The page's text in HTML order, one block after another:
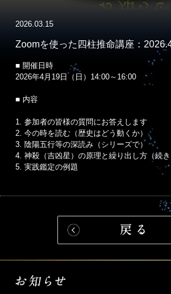
2026.03.15
Zoomを使った四柱推命講座：
■ 開催日時
2026年4月19日（日）14:00～16:00
■ 内容
1. 参加者の皆様の質問にお答えします
2. 今の時を読む（歴史はどう動くか）
3. 陰陽五行等の深読み（シリーズで）
4. 神殺（吉凶星）の原理と繰り出し方（続き
5. 実践鑑定の例題